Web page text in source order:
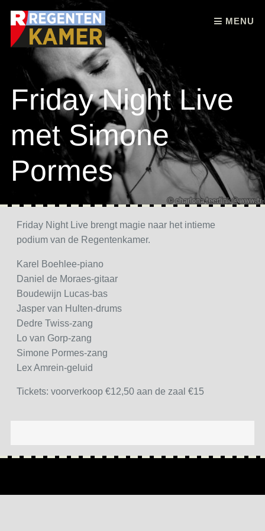
MENU
Skip to content
Friday Night Live
met Simone
Pormes
Friday Night Live brengt magie naar het intieme
podium van de Regentenkamer.
Karel Boehlee-piano
Daniel de Moraes-gitaar
Boudewijn Lucas-bas
Jasper van Hulten-drums
Dedre Twiss-zang
Lo van Gorp-zang
Simone Pormes-zang
Lex Amrein-geluid
Tickets: voorverkoop €12,50 aan de zaal €15